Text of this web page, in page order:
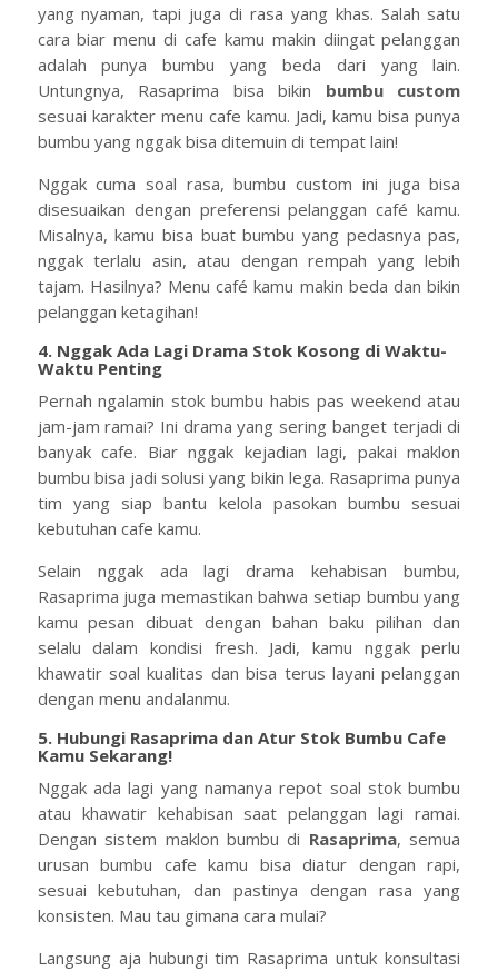
yang nyaman, tapi juga di rasa yang khas. Salah satu
cara biar menu di cafe kamu makin diingat pelanggan
adalah punya bumbu yang beda dari yang lain.
Untungnya, Rasaprima bisa bikin bumbu custom
sesuai karakter menu cafe kamu. Jadi, kamu bisa punya
bumbu yang nggak bisa ditemuin di tempat lain!
Nggak cuma soal rasa, bumbu custom ini juga bisa
disesuaikan dengan preferensi pelanggan café kamu.
Misalnya, kamu bisa buat bumbu yang pedasnya pas,
nggak terlalu asin, atau dengan rempah yang lebih
tajam. Hasilnya? Menu café kamu makin beda dan bikin
pelanggan ketagihan!
4. Nggak Ada Lagi Drama Stok Kosong di Waktu-
Waktu Penting
Pernah ngalamin stok bumbu habis pas weekend atau
jam-jam ramai? Ini drama yang sering banget terjadi di
banyak cafe. Biar nggak kejadian lagi, pakai maklon
bumbu bisa jadi solusi yang bikin lega. Rasaprima punya
tim yang siap bantu kelola pasokan bumbu sesuai
kebutuhan cafe kamu.
Selain nggak ada lagi drama kehabisan bumbu,
Rasaprima juga memastikan bahwa setiap bumbu yang
kamu pesan dibuat dengan bahan baku pilihan dan
selalu dalam kondisi fresh. Jadi, kamu nggak perlu
khawatir soal kualitas dan bisa terus layani pelanggan
dengan menu andalanmu.
5. Hubungi Rasaprima dan Atur Stok Bumbu Cafe
Kamu Sekarang!
Nggak ada lagi yang namanya repot soal stok bumbu
atau khawatir kehabisan saat pelanggan lagi ramai.
Dengan sistem maklon bumbu di Rasaprima, semua
urusan bumbu cafe kamu bisa diatur dengan rapi,
sesuai kebutuhan, dan pastinya dengan rasa yang
konsisten. Mau tau gimana cara mulai?
Langsung aja hubungi tim Rasaprima untuk konsultasi